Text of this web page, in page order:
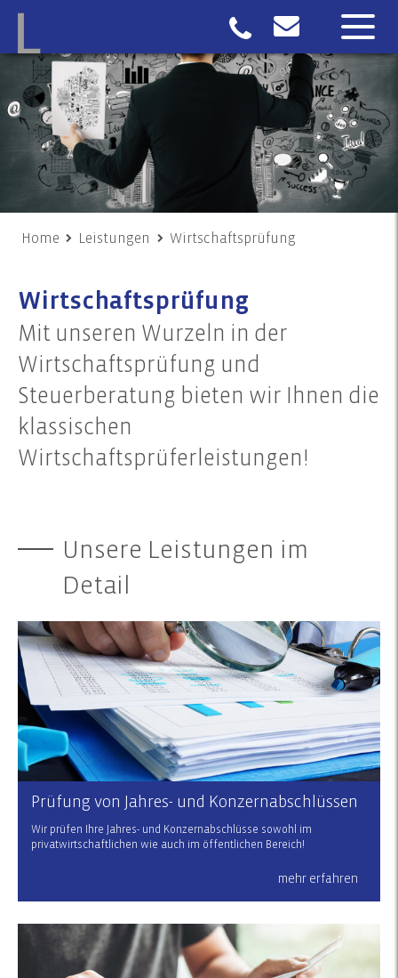
Home Leistungen Wirtschaftsprüfung
Wirtschaftsprüfung
Mit unseren Wurzeln in der
Wirtschaftsprüfung und
Steuerberatung bieten wir Ihnen die
klassischen
Wirtschaftsprüferleistungen!
Unsere Leistungen im
Detail
Prüfung von Jahres- und Konzernabschlüssen
Wir prüfen Ihre Jahres- und Konzernabschlüsse sowohl im
privatwirtschaftlichen wie auch im öffentlichen Bereich!
mehr erfahren